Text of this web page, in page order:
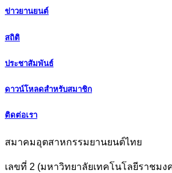
ข่าวยานยนต์
สถิติ
ประชาสัมพันธ์
ดาวน์โหลดสำหรับสมาชิก
ติดต่อเรา
สมาคมอุตสาหกรรมยานยนต์ไทย
เลขที่ 2 (มหาวิทยาลัยเทคโนโลยีราชมง